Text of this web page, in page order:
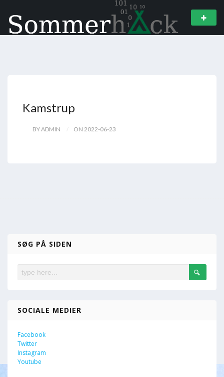
Kamstrup
BY ADMIN ON 2022-06-23
SØG PÅ SIDEN
SOCIALE MEDIER
Facebook
Twitter
Instagram
Youtube